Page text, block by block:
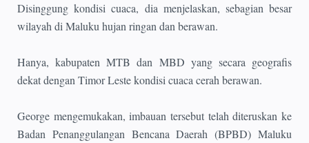
Disinggung kondisi cuaca, dia menjelaskan, sebagian besar
wilayah di Maluku hujan ringan dan berawan.
Hanya, kabupaten MTB dan MBD yang secara geografis
dekat dengan Timor Leste kondisi cuaca cerah berawan.
George mengemukakan, imbauan tersebut telah diteruskan ke
Badan Penanggulangan Bencana Daerah (BPBD) Maluku